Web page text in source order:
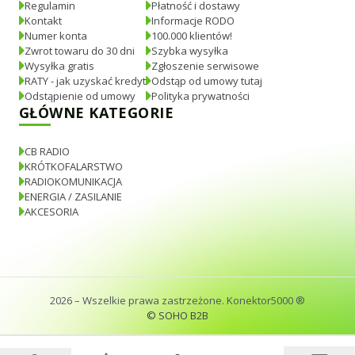
Regulamin
Kontakt
Numer konta
Zwrot towaru do 30 dni
Wysyłka gratis
RATY - jak uzyskać kredyt
Odstąpienie od umowy
Płatność i dostawy
Informacje RODO
100.000 klientów!
Szybka wysyłka
Zgłoszenie serwisowe
Odstąp od umowy tutaj
Polityka prywatności
GŁÓWNE KATEGORIE
CB RADIO
KRÓTKOFALARSTWO
RADIOKOMUNIKACJA
ENERGIA / ZASILANIE
AKCESORIA
2026– Wszelkie prawa zastrzeżone. Konektor5000 ®
© SOHO B2B